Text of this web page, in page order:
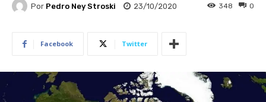
Por Pedro Ney Stroski 23/10/2020 0
348
Facebook Twitter